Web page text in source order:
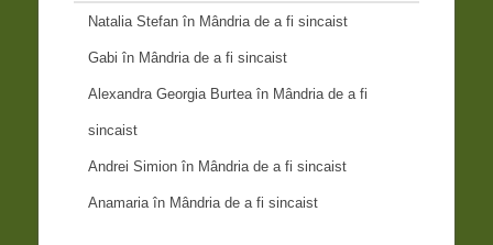
Natalia Stefan în Mândria de a fi sincaist
Gabi în Mândria de a fi sincaist
Alexandra Georgia Burteaîn Mândria de a fi
sincaist
Andrei Simion în Mândria de a fi sincaist
Anamariaîn Mândria de a fi sincaist